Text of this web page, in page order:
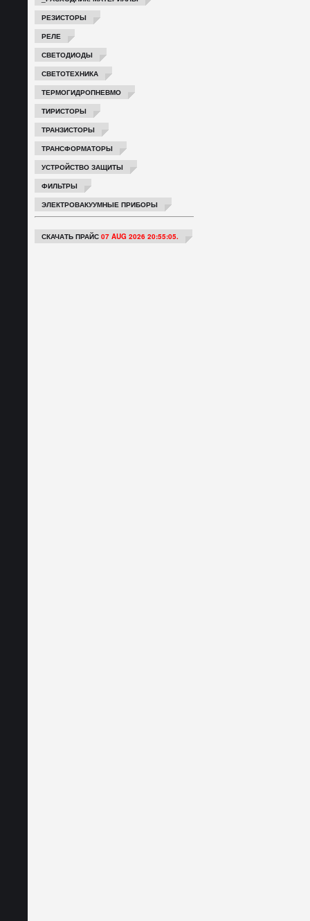
РЕЗИСТОРЫ
РЕЛЕ
СВЕТОДИОДЫ
СВЕТОТЕХНИКА
ТЕРМОГИДРОПНЕВМО
ТИРИСТОРЫ
ТРАНЗИСТОРЫ
ТРАНСФОРМАТОРЫ
УСТРОЙСТВО ЗАЩИТЫ
ФИЛЬТРЫ
ЭЛЕКТРОВАКУУМНЫЕ ПРИБОРЫ
СКАЧАТЬ ПРАЙС 07 AUG 2026 20:55:05.